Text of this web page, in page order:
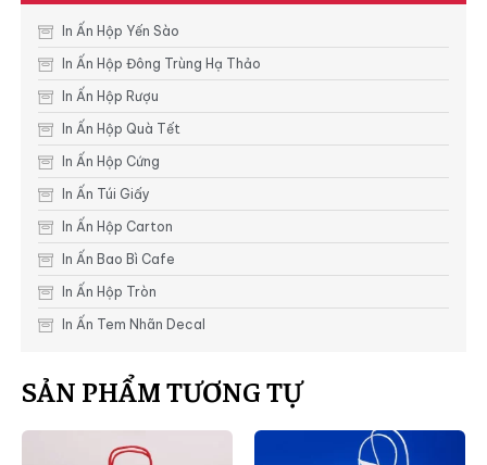
In Ấn Hộp Yến Sào
In Ấn Hộp Đông Trùng Hạ Thảo
In Ấn Hộp Rượu
In Ấn Hộp Quà Tết
In Ấn Hộp Cứng
In Ấn Túi Giấy
In Ấn Hộp Carton
In Ấn Bao Bì Cafe
In Ấn Hộp Tròn
In Ấn Tem Nhãn Decal
SẢN PHẨM TƯƠNG TỰ